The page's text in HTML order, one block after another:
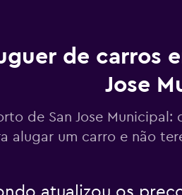
Ver preços
de carros
Jose
de San Jose
alugar um carro e não